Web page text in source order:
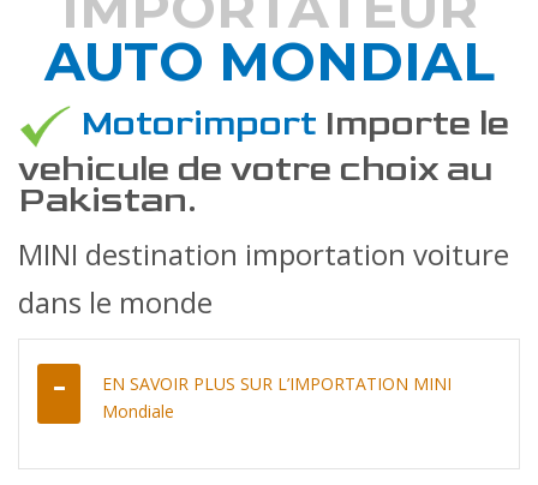
DÉCOUVREZ COMMENT
AUTO MONDIAL
Motorimport Importe le
vehicule de votre choix au
Pakistan.
MINI destination importation voiture
dans le monde
EN SAVOIR PLUS SUR L’IMPORTATION MINI
Mondiale